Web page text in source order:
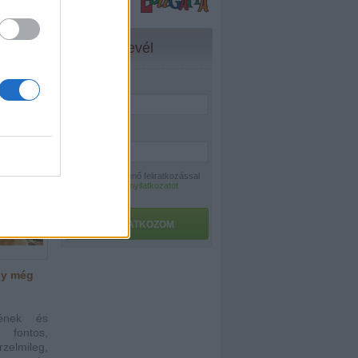
hogy
kutyát
még
és
fontos,
Hírlevél
A hírlevélre történő feliratkozással
adatvédelmi nyilatkozatot
FELIRATKOZOM